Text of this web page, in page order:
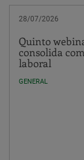
28/07/2026
Quinto
consolida
laboral
GENERAL